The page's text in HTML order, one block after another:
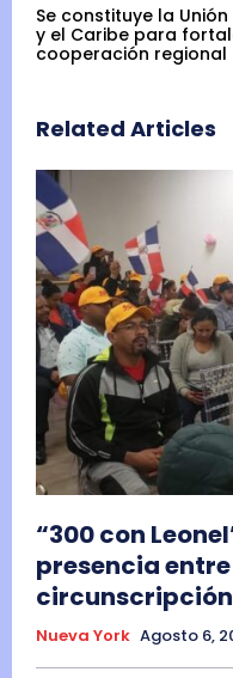
Se constituye la
y el Caribe para
cooperación regional
Related Articles
“300 con
presencia
circunscripción
Nueva York Agosto 6,